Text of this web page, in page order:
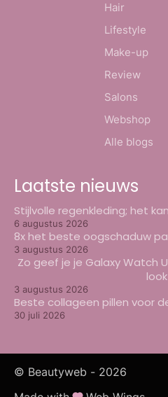
Hair
Lifestyle
Make-up
Review
Salons
Webshop
Alle blogs
Laatste nieuws
Stijlvolle regenkleding; het
6 augustus 2026
8x het beste oogschaduw
3 augustus 2026
Zo geef je je Galaxy Watch
look
3 augustus 2026
Beste collageen pillen voor
30 juli 2026
© Beautyweb - 2026